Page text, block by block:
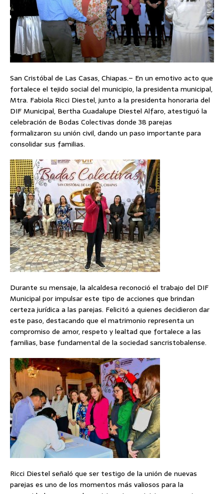
San Cristóbal de Las Casas, Chiapas.– En un emotivo acto que
fortalece el tejido social del municipio, la presidenta municipal,
Mtra. Fabiola Ricci Diestel, junto a la presidenta honoraria del
DIF Municipal, Bertha Guadalupe Diestel Alfaro, atestiguó la
celebración de Bodas Colectivas donde 38 parejas
formalizaron su unión civil, dando un paso importante para
consolidar sus familias.
Durante su mensaje, la alcaldesa reconoció el trabajo del DIF
Municipal por impulsar este tipo de acciones que brindan
certeza jurídica a las parejas. Felicitó a quienes decidieron dar
este paso, destacando que el matrimonio representa un
compromiso de amor, respeto y lealtad que fortalece a las
familias, base fundamental de la sociedad sancristobalense.
Ricci Diestel señaló que ser testigo de la unión de nuevas
parejas es uno de los momentos más valiosos para la